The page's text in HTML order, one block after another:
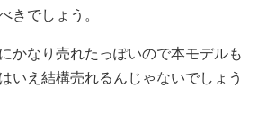
きでしょう。
かなり売れたっぽいので本モデルも
いえ結構売れるんじゃないでしょう